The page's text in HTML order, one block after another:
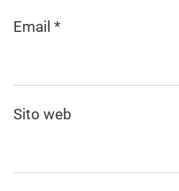
Email *
Sito web